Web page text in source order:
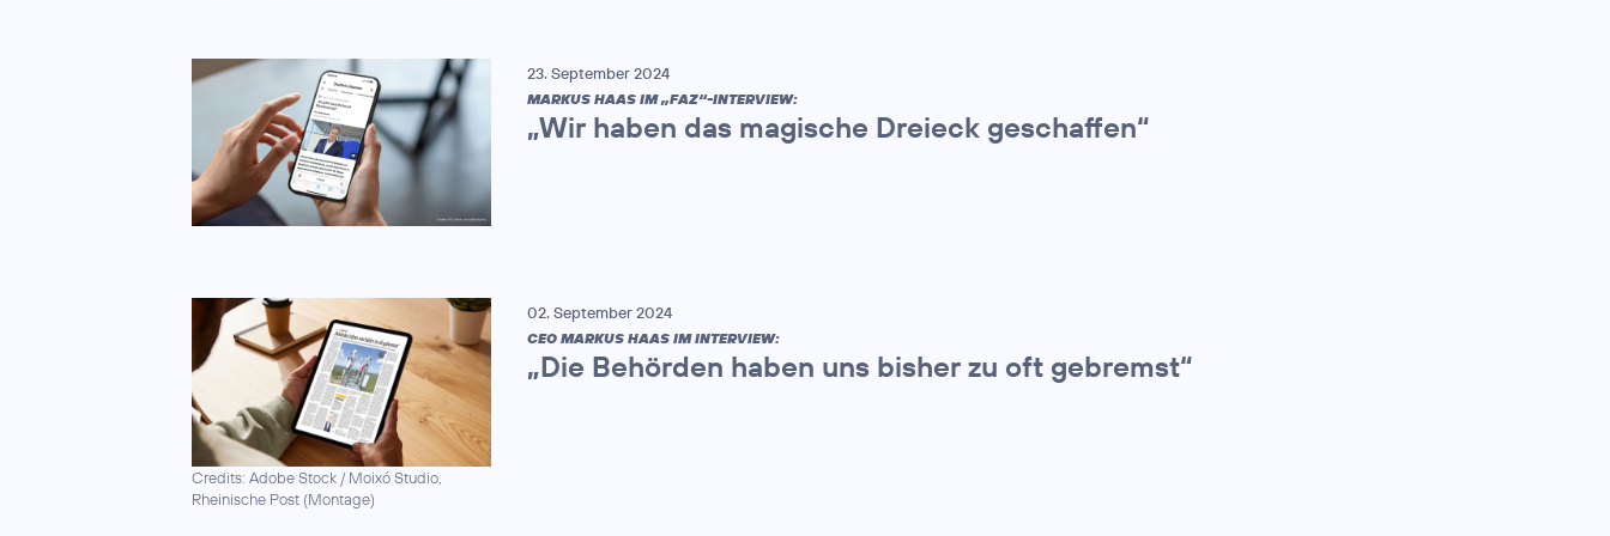
23. September 2024
MARKUS HAAS IM „FAZ“-INTERVIEW:
„Wir haben das magische Dreieck geschaffen“
Credits: Adobe Stock / Moixó Studio,
Rheinische Post (Montage)
02. September 2024
CEO MARKUS HAAS IM INTERVIEW:
„Die Behörden haben uns bisher zu oft gebremst“